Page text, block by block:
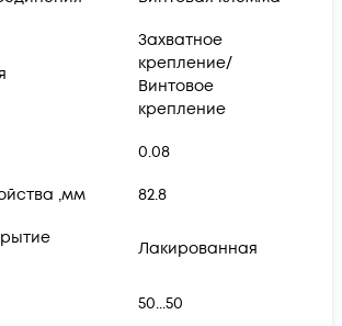
Захватное
крепление/
Винтовое
крепление
0.08
,мм 82.8
Лакированная
50...50